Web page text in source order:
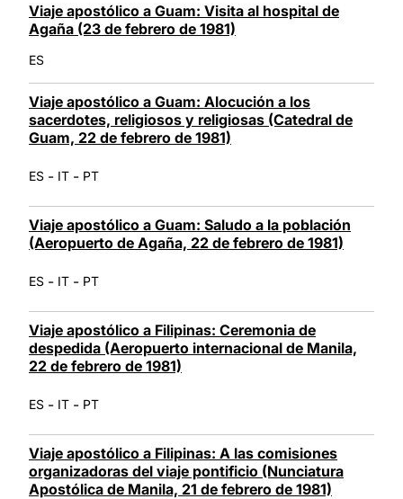
Viaje apostólico a Guam: Visita al hospital de
Agaña (23 de febrero de 1981)
ES
Viaje apostólico a Guam: Alocución a los
sacerdotes, religiosos y religiosas (Catedral de
Guam, 22 de febrero de 1981)
ES - IT - PT
Viaje apostólico a Guam: Saludo a la población
(Aeropuerto de Agaña, 22 de febrero de 1981)
ES - IT - PT
Viaje apostólico a Filipinas: Ceremonia de
despedida (Aeropuerto internacional de Manila,
22 de febrero de 1981)
ES - IT - PT
Viaje apostólico a Filipinas: A las comisiones
organizadoras del viaje pontificio (Nunciatura
Apostólica de Manila, 21 de febrero de 1981)